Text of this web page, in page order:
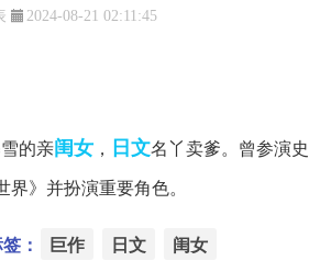
2024-08-21 02:11:45
的亲闺女 ， 日文名丫卖爹。曾参演史
界》并扮演重要角色。
： 巨作 日文 闺女